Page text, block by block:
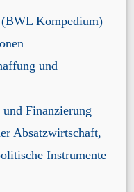
Kompedium)
und
undFinanzierung
Absatzwirtschaft,
Instrumente